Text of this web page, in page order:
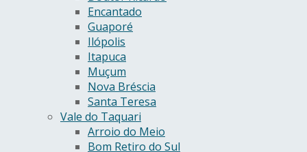
Encantado
Guaporé
Ilópolis
Itapuca
Muçum
Nova Bréscia
Santa Teresa
Vale do Taquari
Arroio do Meio
Bom Retiro do Sul